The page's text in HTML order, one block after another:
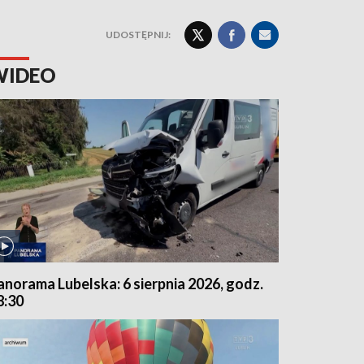
UDOSTĘPNIJ:
Lubelska: 6 sierpnia 2026, godz.